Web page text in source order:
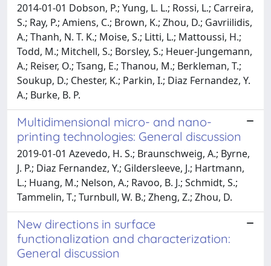
2014-01-01 Dobson, P.; Yung, L. L.; Rossi, L.; Carreira,
S.; Ray, P.; Amiens, C.; Brown, K.; Zhou, D.; Gavriilidis,
A.; Thanh, N. T. K.; Moise, S.; Litti, L.; Mattoussi, H.;
Todd, M.; Mitchell, S.; Borsley, S.; Heuer-Jungemann,
A.; Reiser, O.; Tsang, E.; Thanou, M.; Berkleman, T.;
Soukup, D.; Chester, K.; Parkin, I.; Diaz Fernandez, Y.
A.; Burke, B. P.
Multidimensional micro- and nano-
printing technologies: General discussion
2019-01-01 Azevedo, H. S.; Braunschweig, A.; Byrne,
J. P.; Diaz Fernandez, Y.; Gildersleeve, J.; Hartmann,
L.; Huang, M.; Nelson, A.; Ravoo, B. J.; Schmidt, S.;
Tammelin, T.; Turnbull, W. B.; Zheng, Z.; Zhou, D.
New directions in surface
functionalization and characterization:
General discussion